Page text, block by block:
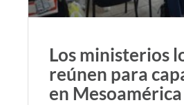
Los ministerios
reúnen para
en Mesoamérica